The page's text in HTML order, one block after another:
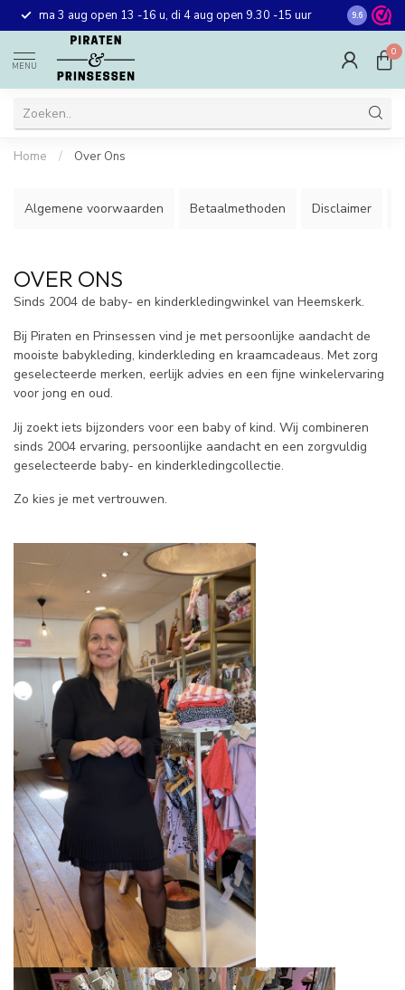
ma 3 aug open 13 -16 u, di 4 aug open 9.30 -15 uur Gratis
winkel in
9.6
MENU
0
Home / Over Ons
Algemene voorwaarden Betaalmethoden Disclaimer
OVER ONS
Sinds 2004 de baby- en kinderkledingwinkel van Heemskerk.
Bij Piraten en Prinsessen vind je met persoonlijke aandacht de
mooiste babykleding, kinderkleding en kraamcadeaus. Met zorg
geselecteerde merken, eerlijk advies en een fijne winkelervaring
voor jong en oud.
Jij zoekt iets bijzonders voor een baby of kind. Wij combineren
sinds 2004 ervaring, persoonlijke aandacht en een zorgvuldig
geselecteerde baby- en kinderkledingcollectie.
Zo kies je met vertrouwen.